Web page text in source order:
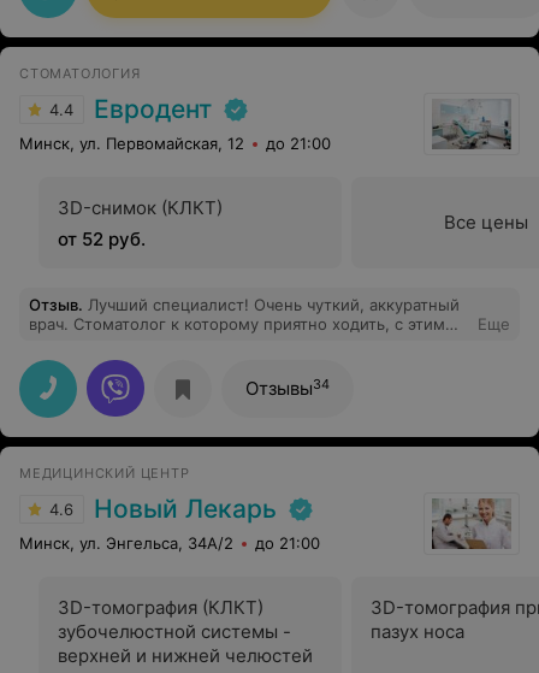
СТОМАТОЛОГИЯ
4.4 Евродент
Минск, ул. Первомайская, 12 до 21:00
3D-снимок (КЛКТ)
от 52 руб.
Все цены
Отзыв. Лучший специалист! Очень чуткий, аккуратный
врач. Стоматолог к которому приятно ходить, с этим
Геннадьевна, спасибо.
Еще
Отзывы34
МЕДИЦИНСКИЙ ЦЕНТР
4.6 Новый Лекарь
Минск, ул. Энгельса, 34А/2 до 21:00
3D-томография (КЛКТ)
зубочелюстной системы -
верхней и нижней челюстей
3D-томография
пазух носа